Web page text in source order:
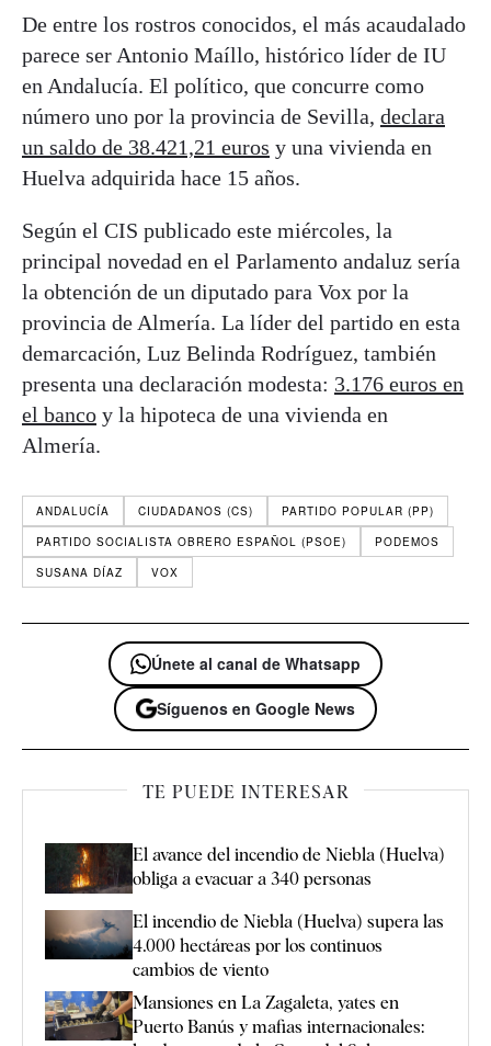
De entre los rostros conocidos, el más acaudalado
parece ser Antonio Maíllo, histórico líder de IU
en Andalucía. El político, que concurre como
número uno por la provincia de Sevilla, declara
un saldo de 38.421,21 euros y una vivienda en
Huelva adquirida hace 15 años.
Según el CIS publicado este miércoles, la
principal novedad en el Parlamento andaluz sería
la obtención de un diputado para Vox por la
provincia de Almería. La líder del partido en esta
demarcación, Luz Belinda Rodríguez, también
presenta una declaración modesta: 3.176 euros en
el banco y la hipoteca de una vivienda en
Almería.
ANDALUCÍA CIUDADANOS (CS)
PARTIDO POPULAR (PP)
PARTIDO SOCIALISTA OBRERO ESPAÑOL (PSOE)
PODEMOS
SUSANA DÍAZ
VOX
Únete al canal de Whatsapp
Síguenos en Google News
TE PUEDE INTERESAR
El avance del incendio de Niebla (Huelva)
obliga a evacuar a 340 personas
El incendio de Niebla (Huelva) supera las
4.000 hectáreas por los continuos
cambios de viento
Mansiones en La Zagaleta, yates en
Puerto Banús y mafias internacionales: